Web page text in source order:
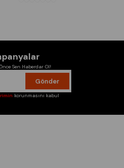
Sen Haberdar Ol!
Gönder
korunmasını kabul